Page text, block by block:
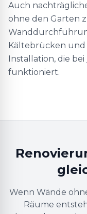
Auch
ohne den Garten
Kältebrücken und
Installation, die
funktioniert.
Wenn Wände
Räume